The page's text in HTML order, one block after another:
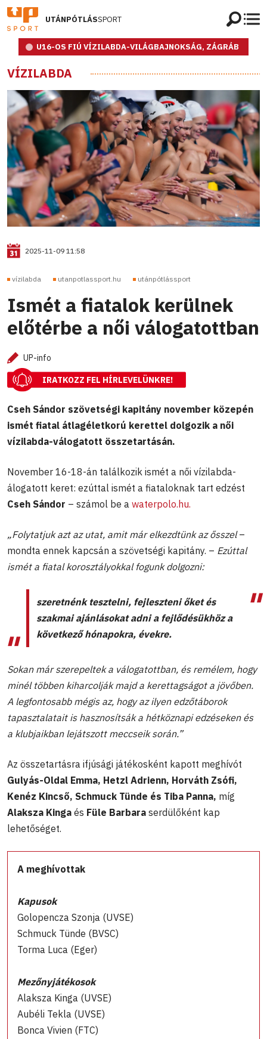
UTÁNPÓTLÁSSPORT
U16-OS FIÚ VÍZILABDA-VILÁGBAJNOKSÁG, ZÁGRÁB
VÍZILABDA
2025-11-09 11:58
vízilabda utanpotlassport.hu utánpótlássport
Ismét a fiatalok kerülnek
előtérbe a női válogatottban
UP-info
IRATKOZZ FEL HÍRLEVELÜNKRE!
Cseh Sándor szövetségi kapitány november közepén
ismét fiatal átlagéletkorú kerettel dolgozik a női
vízilabda-válogatott összetartásán.
November 16-18-án találkozik ismét a női vízilabda-
álogatott keret: ezúttal ismét a fiataloknak tart edzést
Cseh Sándor – számol be a waterpolo.hu.
„Folytatjuk azt az utat, amit már elkezdtünk az ősszel–
mondta ennek kapcsán a szövetségi kapitány. – Ezúttal
ismét a fiatal korosztályokkal fogunk dolgozni:
szeretnénk tesztelni, fejleszteni őket és
szakmai ajánlásokat adni a fejlődésükhöz a
következő hónapokra, évekre.
Sokan már szerepeltek a válogatottban, és remélem, hogy
minél többen kiharcolják majd a kerettagságot a jövőben.
A legfontosabb mégis az, hogy az ilyen edzőtáborok
tapasztalatait is hasznosítsák a hétköznapi edzéseken és
a klubjaikban lejátszott meccseik során.”
Az összetartásra ifjúsági játékosként kapott meghívót
Gulyás-Oldal Emma, Hetzl Adrienn, Horváth Zsófi,
Kenéz Kincső, Schmuck Tünde és Tiba Panna, míg
Alaksza Kinga és Füle Barbara serdülőként kap
lehetőséget.
A meghívottak
Kapusok
Golopencza Szonja (UVSE)
Schmuck Tünde (BVSC)
Torma Luca (Eger)
Mezőnyjátékosok
Alaksza Kinga (UVSE)
Aubéli Tekla (UVSE)
Bonca Vivien (FTC)